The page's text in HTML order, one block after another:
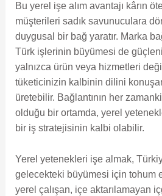
Bu yerel işe alım avantajı kârın
müşterileri sadık savunuculara
duygusal bir bağ yaratır. Marka
Türk işlerinin büyümesi de
yalnızca ürün veya hizmetleri
tüketicinizin kalbinin dilini
üretebilir. Bağlantının her
olduğu bir ortamda, yerel
bir iş stratejisinin kalbi olabilir.
Yerel yetenekleri işe almak,
gelecekteki büyümesi için tohum
yerel çalışan, içe aktarılamayan